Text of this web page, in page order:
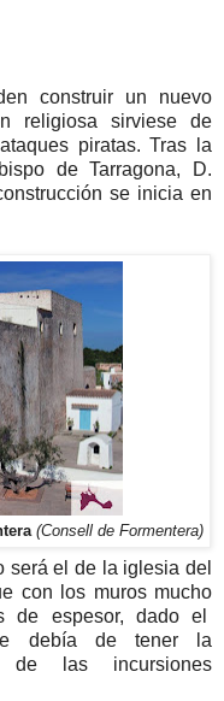
construir un nuevo
religiosa sirviese de
piratas. Tras la
de Tarragona, D.
se inicia en
(Consell de Formentera)
será el de la iglesia del
con los muros mucho
de espesor, dado el
debía de tener la
de las incursiones